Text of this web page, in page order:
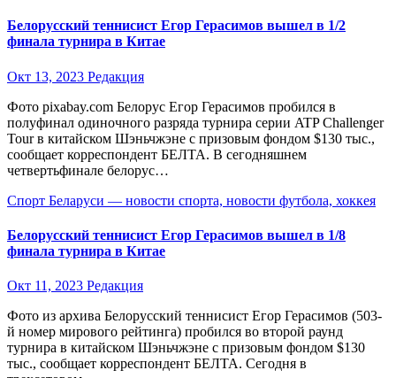
Белорусский теннисист Егор Герасимов вышел в 1/2
финала турнира в Китае
Окт 13, 2023 Редакция
Фото pixabay.com Белорус Егор Герасимов пробился в
полуфинал одиночного разряда турнира серии ATP Challenger
Tour в китайском Шэньчжэне с призовым фондом $130 тыс.,
сообщает корреспондент БЕЛТА. В сегодняшнем
четвертьфинале белорус…
Спорт Беларуси — новости спорта, новости футбола, хоккея
Белорусский теннисист Егор Герасимов вышел в 1/8
финала турнира в Китае
Окт 11, 2023 Редакция
Фото из архива Белорусский теннисист Егор Герасимов (503-
й номер мирового рейтинга) пробился во второй раунд
турнира в китайском Шэньчжэне с призовым фондом $130
тыс., сообщает корреспондент БЕЛТА. Сегодня в